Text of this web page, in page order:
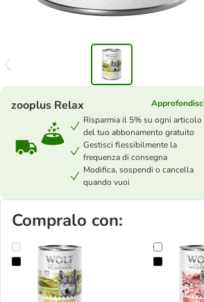
zooplus Relax
Risparmia il 5% su ogni articolo
del tuo abbonamento gratuito
Gestisci flessibilmente la
frequenza di consegna
Modifica, sospendi o cancella
quando vuoi
Compralo con:
Wolf of Wilderness 1 x 400 g Wolf of